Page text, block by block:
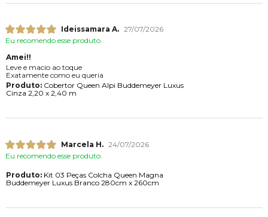
Ideissamara A. 27/07/2026
Eu recomendo esse produto.
Amei!!
Leve e macio ao toque
Exatamente como eu queria
Produto:Cobertor Queen Alpi Buddemeyer Luxus
Cinza 2,20 x 2,40 m
Marcela H. 24/07/2026
Eu recomendo esse produto.
Produto:Kit 03 Peças Colcha Queen Magna
Buddemeyer Luxus Branco 280cm x 260cm